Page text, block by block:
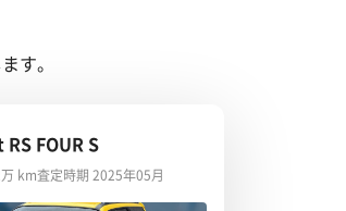
す。
FOUR S
km査定時期 2025年05月